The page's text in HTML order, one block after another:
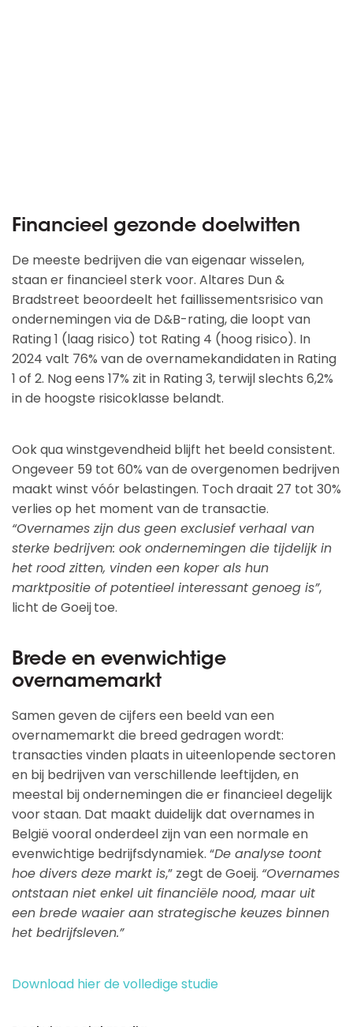
Financieel gezonde doelwitten
De meeste bedrijven die van eigenaar wisselen,
staan er financieel sterk voor. Altares Dun &
Bradstreet beoordeelt het faillissementsrisico van
ondernemingen via de D&B-rating, die loopt van
Rating 1 (laag risico) tot Rating 4 (hoog risico). In
2024 valt 76% van de overnamekandidaten in Rating
1 of 2. Nog eens 17% zit in Rating 3, terwijl slechts 6,2%
in de hoogste risicoklasse belandt.
Ook qua winstgevendheid blijft het beeld consistent.
Ongeveer 59 tot 60% van de overgenomen bedrijven
maakt winst vóór belastingen. Toch draait 27 tot 30%
verlies op het moment van de transactie.
“Overnames zijn dus geen exclusief verhaal van
sterke bedrijven: ook ondernemingen die tijdelijk in
het rood zitten, vinden een koper als hun
marktpositie of potentieel interessant genoeg is”,
licht de Goeijtoe.
Brede en evenwichtige
overnamemarkt
Samen geven de cijfers een beeld van een
overnamemarkt die breed gedragen wordt:
transacties vinden plaats in uiteenlopende sectoren
en bij bedrijven van verschillende leeftijden, en
meestal bij ondernemingen die er financieel degelijk
voor staan. Dat maakt duidelijk dat overnames in
België vooral onderdeel zijn van een normale en
evenwichtige bedrijfsdynamiek. “De analyse toont
hoe divers deze markt is,” zegt de Goeij. “Overnames
ontstaan niet enkel uit financiële nood, maar uit
een brede waaier aan strategische keuzes binnen
het bedrijfsleven.”
Download hier de volledige studie